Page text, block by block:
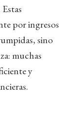
por ingresos
sino
muchas
y